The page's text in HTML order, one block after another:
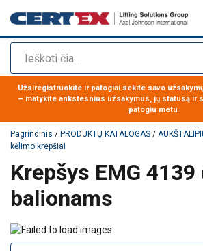
Paieška
Produktas buvo pridėtas prie jūsų užklausos
Užsiregistruokite ir patogiai sekite savo
– matykite ankstesnius užsakymus, jų statusą ir
patogiu metu
Pagrindinis / PRODUKTŲ KATALOGAS /
kėlimo krepšiai
Krepšys EMG 4139
balionams